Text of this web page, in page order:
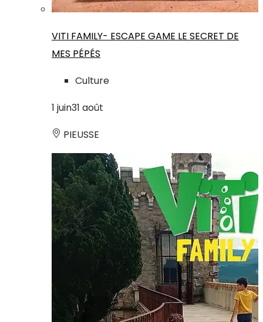
VITI FAMILY- ESCAPE GAME LE SECRET DE
MES PÉPÉS
Culture
1 juin31 août
PIEUSSE